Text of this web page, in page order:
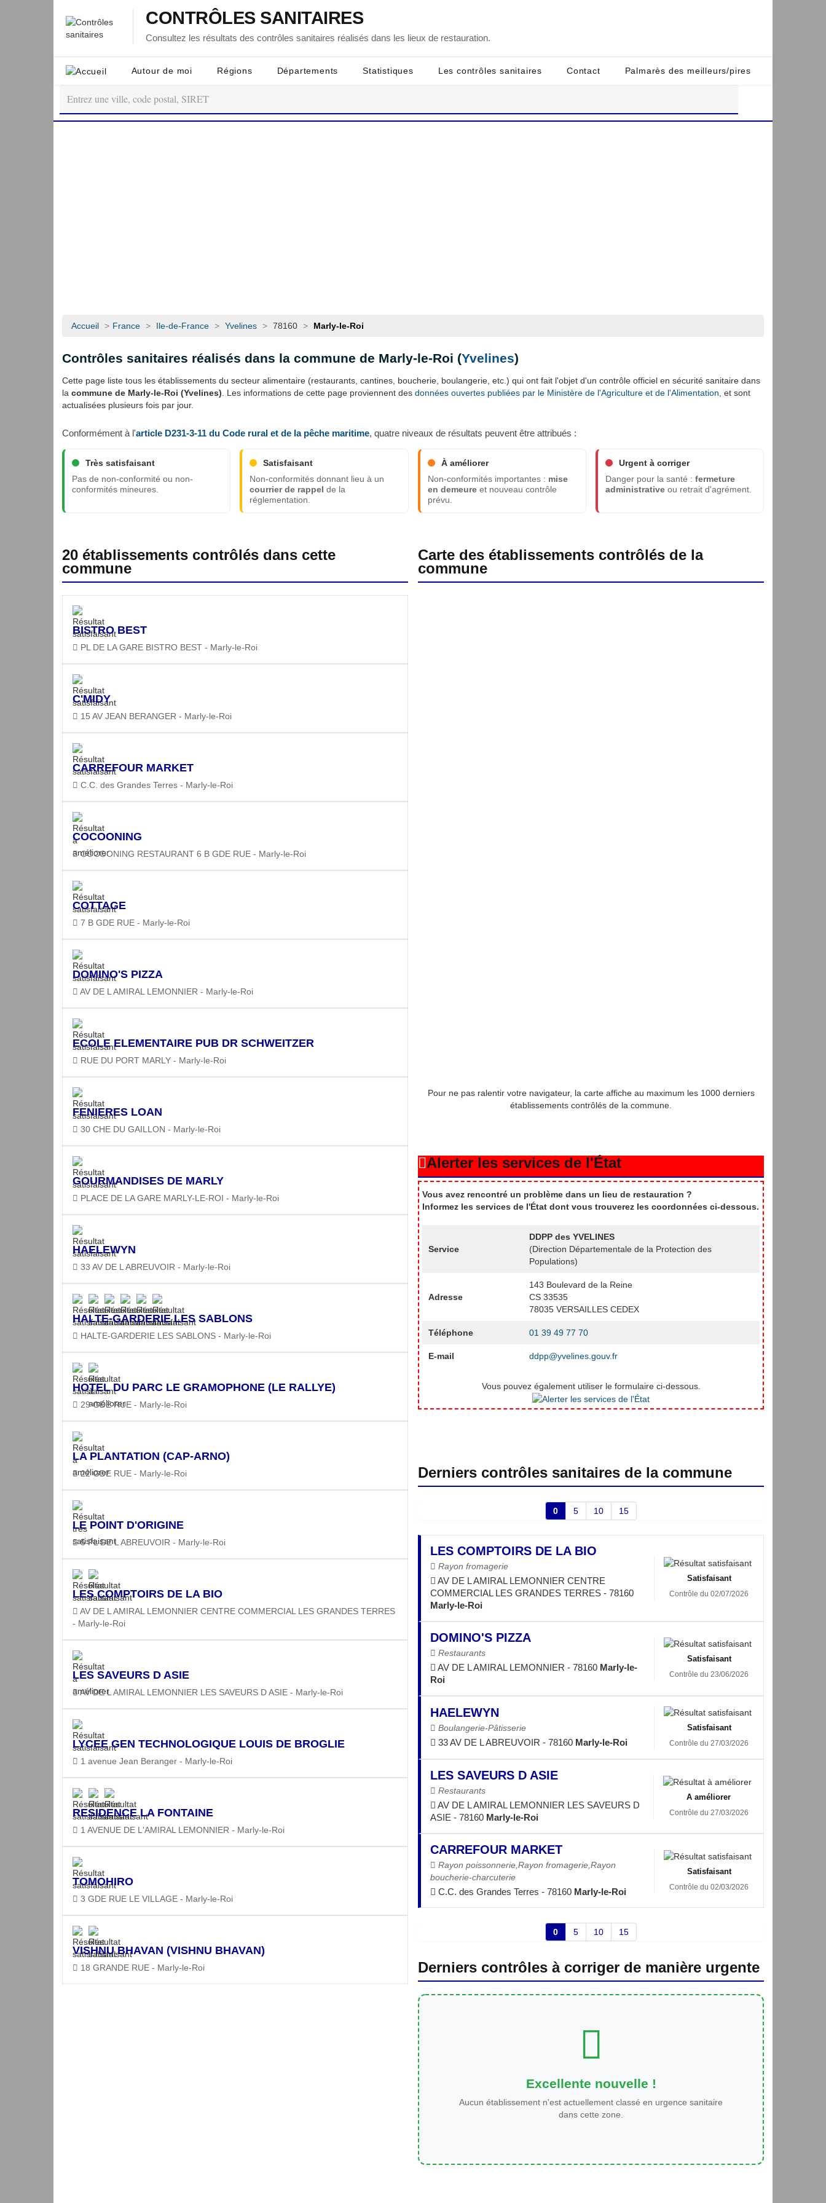
CONTRÔLES SANITAIRES
Consultez les résultats des contrôles sanitaires réalisés dans les lieux de restauration.
Autour de moi Régions Départements Statistiques Les contrôles sanitaires Contact Palmarès des meilleurs/pires
Accueil > France > Ile-de-France > Yvelines > 78160 > Marly-le-Roi
Contrôles sanitaires réalisés dans la commune de Marly-le-Roi (Yvelines)
Cette page liste tous les établissements du secteur alimentaire (restaurants, cantines, boucherie, boulangerie, etc.) qui ont fait l'objet d'un contrôle officiel en sécurité sanitaire dans
la commune de Marly-le-Roi (Yvelines) . Les informations de cette page proviennent des données ouvertes publiées par le Ministère de l'Agriculture et de l'Alimentation, et sont
actualisées plusieurs fois par jour.
Conformément à l'article D231-3-11 du Code rural et de la pêche maritime, quatre niveaux de résultats peuvent être attribués :
Très satisfaisant
Pas de non-conformité ou non-
conformités mineures.
Satisfaisant
Non-conformités donnant lieu à un
courrier de rappel de la
réglementation.
À améliorer
Non-conformités importantes : mise
en demeureet nouveau contrôle
prévu.
Urgent à corriger
Danger pour la santé : fermeture
administrativeou retrait d'agrément.
20 établissements contrôlés dans cette
commune
BISTRO BEST
PL DE LA GARE BISTRO BEST - Marly-le-Roi
C'MIDY
15 AV JEAN BERANGER - Marly-le-Roi
CARREFOUR MARKET
C.C. des Grandes Terres - Marly-le-Roi
COCOONING
COCOONING RESTAURANT 6 B GDE RUE - Marly-le-Roi
COTTAGE
7 B GDE RUE - Marly-le-Roi
DOMINO'S PIZZA
AV DE L AMIRAL LEMONNIER - Marly-le-Roi
ECOLE ELEMENTAIRE PUB DR SCHWEITZER
RUE DU PORT MARLY - Marly-le-Roi
FENIERES LOAN
30 CHE DU GAILLON - Marly-le-Roi
GOURMANDISES DE MARLY
PLACE DE LA GARE MARLY-LE-ROI - Marly-le-Roi
HAELEWYN
33 AV DE L ABREUVOIR - Marly-le-Roi
HALTE-GARDERIE LES SABLONS
HALTE-GARDERIE LES SABLONS - Marly-le-Roi
HOTEL DU PARC LE GRAMOPHONE (LE RALLYE)
29 GDE RUE - Marly-le-Roi
LA PLANTATION (CAP-ARNO)
22 GDE RUE - Marly-le-Roi
LE POINT D'ORIGINE
5 PL DE L ABREUVOIR - Marly-le-Roi
LES COMPTOIRS DE LA BIO
AV DE L AMIRAL LEMONNIER CENTRE COMMERCIAL LES GRANDES TERRES
- Marly-le-Roi
LES SAVEURS D ASIE
AV DE L AMIRAL LEMONNIER LES SAVEURS D ASIE - Marly-le-Roi
LYCEE GEN TECHNOLOGIQUE LOUIS DE BROGLIE
1 avenue Jean Beranger - Marly-le-Roi
RESIDENCE LA FONTAINE
1 AVENUE DE L'AMIRAL LEMONNIER - Marly-le-Roi
TOMOHIRO
3 GDE RUE LE VILLAGE - Marly-le-Roi
VISHNU BHAVAN (VISHNU BHAVAN)
18 GRANDE RUE - Marly-le-Roi
Carte des établissements contrôlés de la
commune
Pour ne pas ralentir votre navigateur, la carte affiche au maximum les 1000 derniers
établissements contrôlés de la commune.
Alerter les services de l'État
Vous avez rencontré un problème dans un lieu de restauration ?
Informez les services de l'État dont vous trouverez les coordonnées ci-dessous.
Service
DDPP des YVELINES
(Direction Départementale de la Protection des
Populations)
Adresse
143 Boulevard de la Reine
CS 33535
78035 VERSAILLES CEDEX
Téléphone 01 39 49 77 70
E-mail ddpp@yvelines.gouv.fr
Vous pouvez également utiliser le formulaire ci-dessous.
Derniers contrôles sanitaires de la commune
0 5 10 15
LES COMPTOIRS DE LA BIO
Rayon fromagerie
AV DE L AMIRAL LEMONNIER CENTRE
COMMERCIAL LES GRANDES TERRES - 78160
Marly-le-Roi
Satisfaisant
Contrôle du 02/07/2026
DOMINO'S PIZZA
Restaurants
AV DE L AMIRAL LEMONNIER - 78160 Marly-le-
Roi
Satisfaisant
Contrôle du 23/06/2026
HAELEWYN
Boulangerie-Pâtisserie
33 AV DE L ABREUVOIR - 78160 Marly-le-Roi
Satisfaisant
Contrôle du 27/03/2026
LES SAVEURS D ASIE
Restaurants
AV DE L AMIRAL LEMONNIER LES SAVEURS D
ASIE - 78160 Marly-le-Roi
A améliorer
Contrôle du 27/03/2026
CARREFOUR MARKET
Rayon poissonnerie,Rayon fromagerie,Rayon
boucherie-charcuterie
C.C. des Grandes Terres - 78160 Marly-le-Roi
Satisfaisant
Contrôle du 02/03/2026
0 5 10 15
Derniers contrôles à corriger de manière urgente
Excellente nouvelle !
Aucun établissement n'est actuellement classé en urgence sanitaire
dans cette zone.